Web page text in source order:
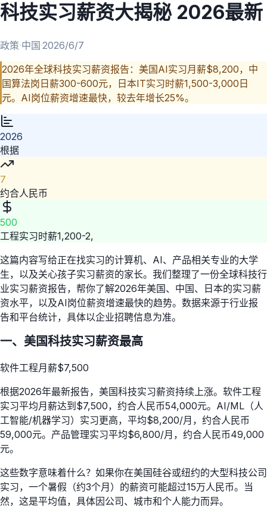
科技实习薪资大揭秘 2026最新
政策·中国·2026/6/7
2026年全球科技实习薪资报告：美国AI实习月薪$8,200，中
国算法岗日薪300-600元，日本IT实习时薪1,500-3,000日
元。AI岗位薪资增速最快，较去年增长25%。
2026
根据
7
约合人民币
500
工程实习时薪1,200-2,
这篇内容写给正在找实习的计算机、AI、产品相关专业的大学
生，以及关心孩子实习薪资的家长。我们整理了一份全球科技行
业实习薪资报告，帮你了解2026年美国、中国、日本的实习薪
资水平，以及AI岗位薪资增速最快的趋势。数据来源于行业报
告和平台统计，具体以企业招聘信息为准。
一、美国科技实习薪资最高
软件工程月薪$7,500
根据2026年最新报告，美国科技实习薪资持续上涨。软件工程
实习平均月薪达到$7,500，约合人民币54,000元。AI/ML（人
工智能/机器学习）实习更高，平均$8,200/月，约合人民币
59,000元。产品管理实习平均$6,800/月，约合人民币49,000
元。
这些数字意味着什么？如果你在美国硅谷或纽约的大型科技公司
实习，一个暑假（约3个月）的薪资可能超过15万人民币。当
然，这是平均值，具体因公司、城市和个人能力而异。